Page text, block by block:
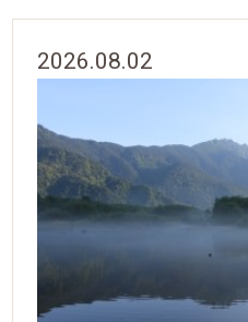
2026.08.02